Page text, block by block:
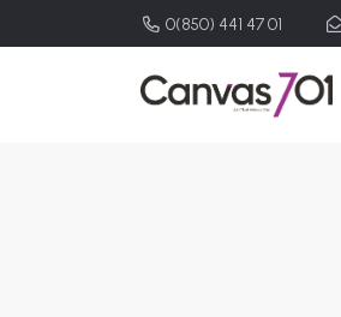
0(850) 441 47 01